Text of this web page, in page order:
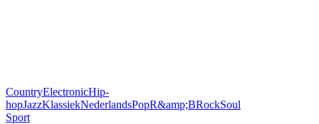
CountryElectronicHip-
hopJazzKlassiekNederlandsPopR&amp;BRockSoul
Sport